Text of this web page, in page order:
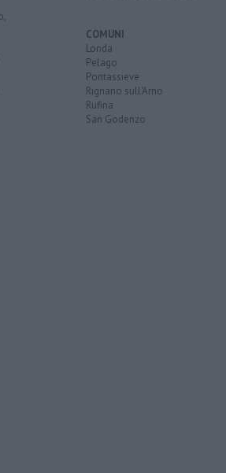
COMUNI
Londa
Pelago
Pontassieve
Rignano sull'Arno
Rufina
San Godenzo